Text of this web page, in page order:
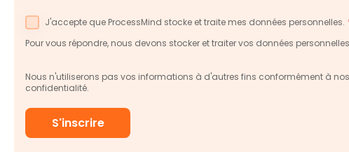
J'accepte que ProcessMind stocke et traite mes données personnelles.
Pour vous répondre, nous devons stocker et traiter vos données
Nous n'utiliserons pas vos informations à d'autres fins conformément à
confidentialité.
S'inscrire